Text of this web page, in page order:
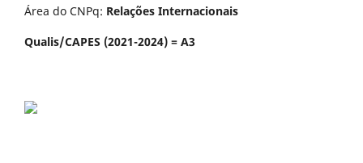
Área do CNPq: Relações Internacionais
Qualis/CAPES (2021-2024) = A3